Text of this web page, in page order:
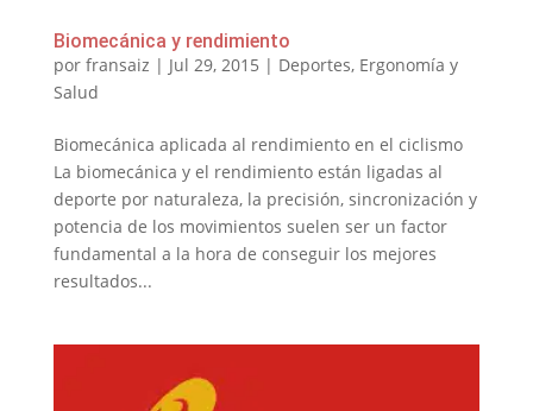
Biomecánica y rendimiento
por fransaiz | Jul 29, 2015 | Deportes, Ergonomía y
Salud
Biomecánica aplicada al rendimiento en el ciclismo
La biomecánica y el rendimiento están ligadas al
deporte por naturaleza, la precisión, sincronización y
potencia de los movimientos suelen ser un factor
fundamental a la hora de conseguir los mejores
resultados...